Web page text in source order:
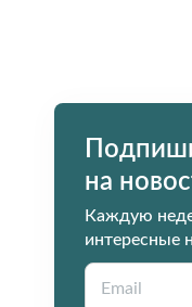
на
Каждую
интересные